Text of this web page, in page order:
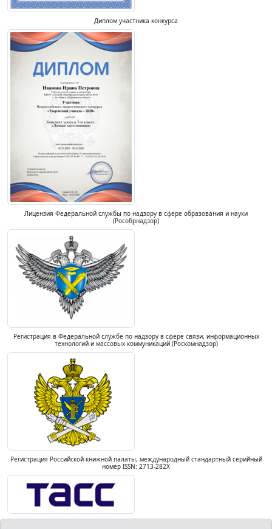
Диплом участника конкурса
Лицензия Федеральной службы по надзору в сфере образования и науки
(Рособрнадзор)
Регистрация в Федеральной службе по надзору в сфере связи, информационных
технологий и массовых коммуникаций (Роскомнадзор)
Регистрация Российской книжной палаты, международный стандартный серийный
номер ISSN: 2713-282X